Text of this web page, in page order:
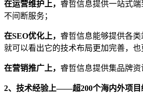
在运营维护上， 睿哲信息提供一站式
不间断服务；
在SEO优化上， 睿哲信息能够提供各类
就可以看出它的技术布局更加完善，也
在营销推广上， 睿哲信息提供集品牌
2、技术经验上——超200个海内外项目